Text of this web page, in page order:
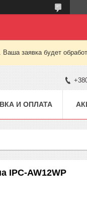
заявка будет
И ОПЛАТА
IPC-AW12WP